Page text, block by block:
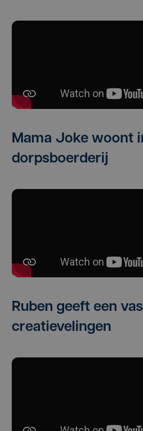
Mama Joke woont
dorpsboerderij
Ruben geeft een
creatievelingen